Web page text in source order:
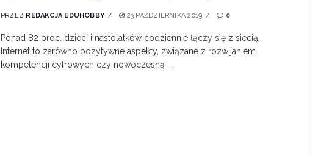
PRZEZ REDAKCJA EDUHOBBY 23 PAŹDZIERNIKA 2019 0
Ponad 82 proc. dzieci i nastolatków codziennie łączy się z siecią.
Internet to zarówno pozytywne aspekty, związane z rozwijaniem
kompetencji cyfrowych czy nowoczesną ...